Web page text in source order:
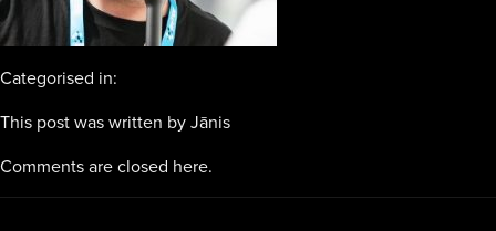
Categorised in:
This post was written by Jānis
Comments are closed here.